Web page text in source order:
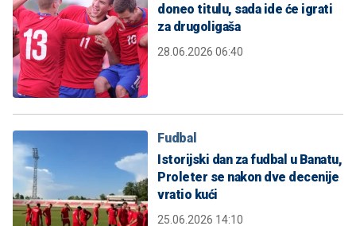
doneo titulu, sada ide će igrati
za drugoligaša
28.06.2026 06:40
Fudbal
Istorijski dan za fudbal u Banatu,
Proleter se nakon dve decenije
vratio kući
25.06.2026 14:10